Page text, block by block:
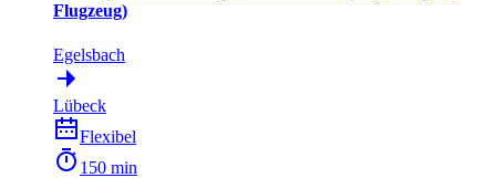
Flugzeug)
Egelsbach
Lübeck
Flexibel
150 min